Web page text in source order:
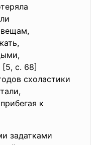
вещам,
с. 68]
схоластики
к
задатками